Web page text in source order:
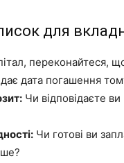
для
переконайтеся,
дата погашення
Чи відповідаєте
Чи готові ви